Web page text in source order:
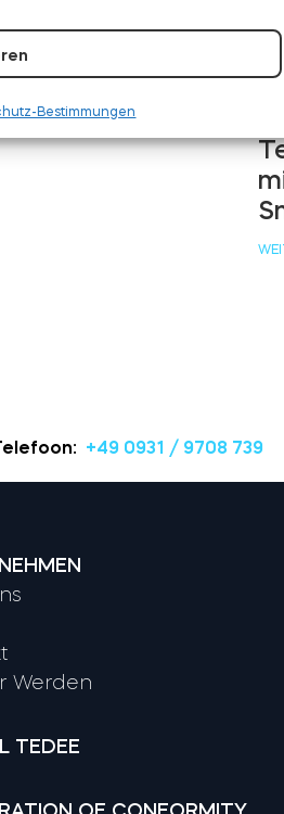
Bestimmungen
+49 0931 / 9708 739
Werden
TEDEE